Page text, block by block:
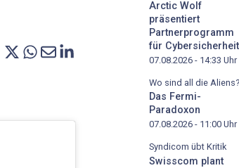
Arctic Wolf
präsentiert
Partnerprogramm
für Cybersicherheit
07.08.2026 - 14:33 Uhr
Wo sind all die Aliens?
Das Fermi-
Paradoxon
07.08.2026 - 11:00 Uhr
Syndicom übt Kritik
Swisscom plant